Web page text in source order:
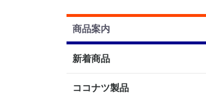
商品案内
新着商品
ココナツ製品